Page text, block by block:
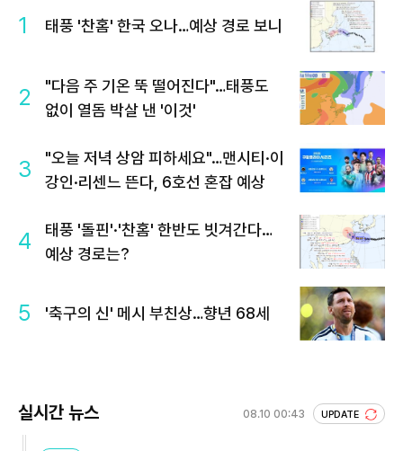
1 태풍 '찬홈' 한국 오나…예상 경로 보니
2
"다음 주 기온 뚝 떨어진다"…태풍도
없이 열돔 박살 낸 '이것'
3
"오늘 저녁 상암 피하세요"…맨시티·이
강인·리센느 뜬다, 6호선 혼잡 예상
4
태풍 '돌핀'·'찬홈' 한반도 빗겨간다…
예상 경로는?
5 '축구의 신' 메시 부친상…향년 68세
실시간 뉴스 08.10 00:43 UPDATE